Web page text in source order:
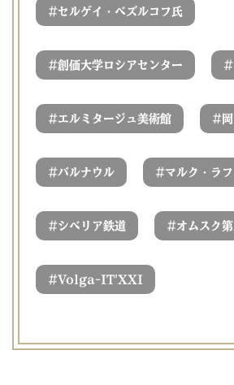
#セルゲイ・ベズルコフ氏
#創価大学ロシアセンター #
#エルミタージュ美術館 #
#バルナウル #マルク・ラ
#シベリア鉄道 #オムスク
#Volga-IT'XXI